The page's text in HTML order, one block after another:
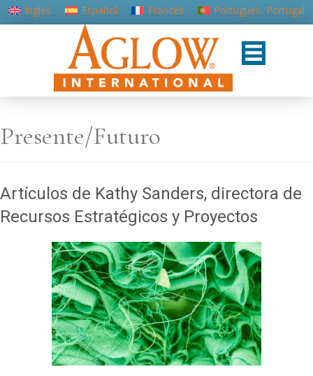
Inglés Español Francés Portugués, Portugal
Presente/Futuro
Artículos de Kathy Sanders, directora de
Recursos Estratégicos y Proyectos